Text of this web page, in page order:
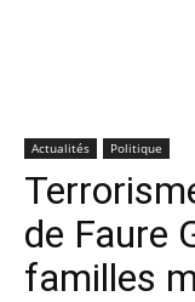
Actualités Politique
de Faure
familles